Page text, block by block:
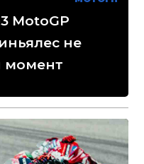
MotoGP
не
момент